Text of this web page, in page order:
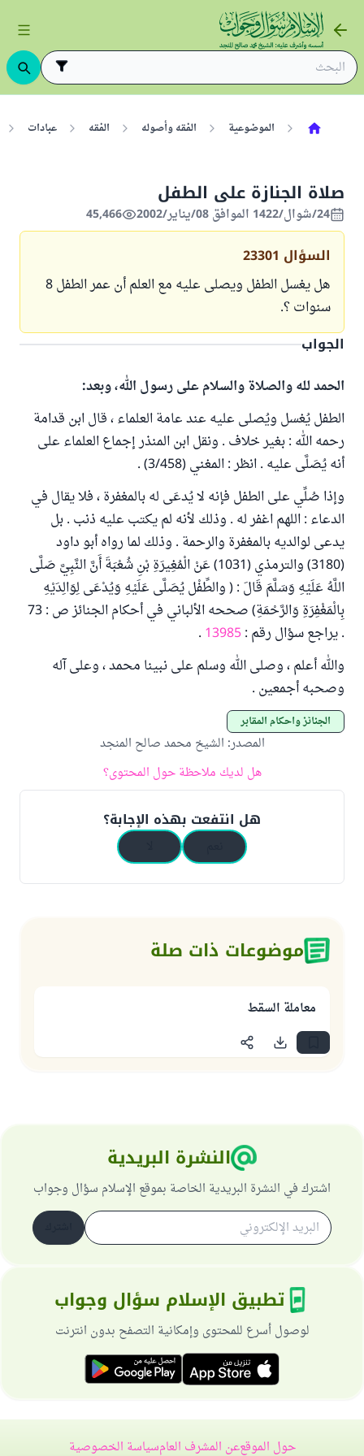
الموضوعية الفقه وأصوله الفقه عبادات
صلاة الجنازة على الطفل
24/شوال/1422 الموافق 08/يناير/2002 45,466
السؤال 23301
هل يغسل الطفل ويصلى عليه مع العلم أن عمر الطفل 8
سنوات ؟.
الجواب
الحمد لله والصلاة والسلام على رسول الله، وبعد:
الطفل يُغسل ويُصلى عليه عند عامة العلماء ، قال ابن قدامة
رحمه الله : بغير خلاف . ونقل ابن المنذر إجماع العلماء على
أنه يُصَلَّى عليه . انظر : المغني (3/458) .
وإذا صُلِّي على الطفل فإنه لا يُدعَى له بالمغفرة ، فلا يقال في
الدعاء : اللهم اغفر له . وذلك لأنه لم يكتب عليه ذنب . بل
يدعى لوالديه بالمغفرة والرحمة . وذلك لما رواه أبو داود
(3180) والترمذي (1031) عَنْ الْمُغِيرَةِ بْنِ شُعْبَةَ أَنَّ النَّبِيَّ صَلَّى
اللَّهُ عَلَيْهِ وَسَلَّمَ قَالَ : ( والطِّفْل يُصَلَّى عَلَيْهِ وَيُدْعَى لِوَالِدَيْهِ
بِالْمَغْفِرَةِ وَالرَّحْمَةِ) صححه الألباني في أحكام الجنائز ص : 73
. يراجع سؤال رقم :13985
.
والله أعلم ، وصلى الله وسلم على نبينا محمد ، وعلى آله
وصحبه أجمعين .
الجنائز وأحكام المقابر
المصدر: الشيخ محمد صالح المنجد
هل لديك ملاحظة حول المحتوى؟
هل انتفعت بهذه الإجابة؟
موضوعات ذات صلة
معاملة السقط
النشرة البريدية
اشترك في النشرة البريدية الخاصة بموقع الإسلام سؤال وجواب
تطبيق الإسلام سؤال وجواب
لوصول أسرع للمحتوى وإمكانية التصفح بدون انترنت
حول الموقععن المشرف العامسياسة الخصوصية